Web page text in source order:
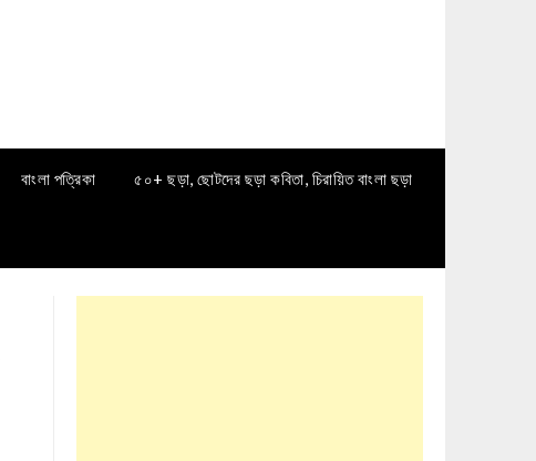
বাংলা পত্রিকা ৫০+ ছড়া, ছোটদের ছড়া কবিতা, চিরায়িত বাংলা ছড়া